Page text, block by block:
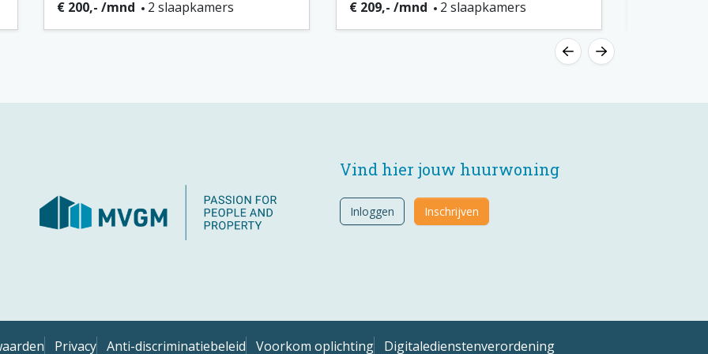
€ 200,- /mnd 2 slaapkamers € 209,- /mnd 2 slaapkamers
Vind hier jouw huurwoning
Inloggen Inschrijven
Privacy Anti-discriminatiebeleid Voorkom oplichting Digitaledienstenverordening